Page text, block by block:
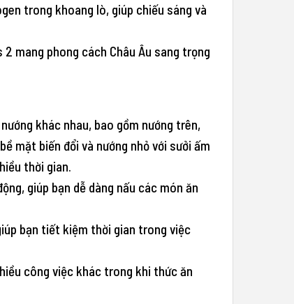
trong khoang lò, giúp chiếu sáng và
mang phong cách Châu Âu sang trọng
khác nhau, bao gồm nướng trên,
mặt biến đổi và nướng nhỏ với sưởi ấm
thời gian.
giúp bạn dễ dàng nấu các món ăn
bạn tiết kiệm thời gian trong việc
công việc khác trong khi thức ăn